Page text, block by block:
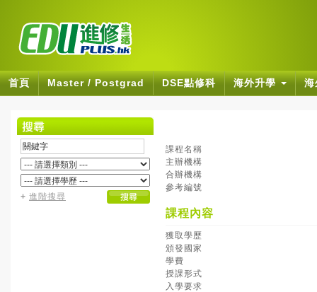
首頁 Master / Postgrad DSE點修科 海外升學
+ 進階搜尋
課程名稱
主辦機構
合辦機構
參考編號
課程內容
獲取學歷
頒發國家
學費
授課形式
入學要求